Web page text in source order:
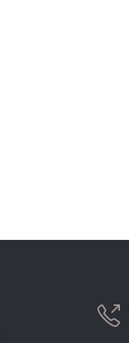
